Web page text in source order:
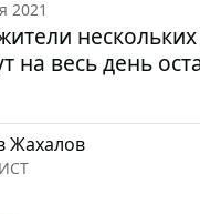
2021
на весь день
Жахалов